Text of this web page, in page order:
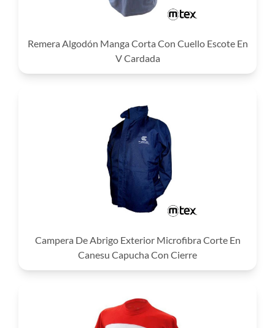
Remera Algodón Manga Corta Con Cuello Escote En
V Cardada
Campera De Abrigo Exterior Microfibra Corte En
Canesu Capucha Con Cierre